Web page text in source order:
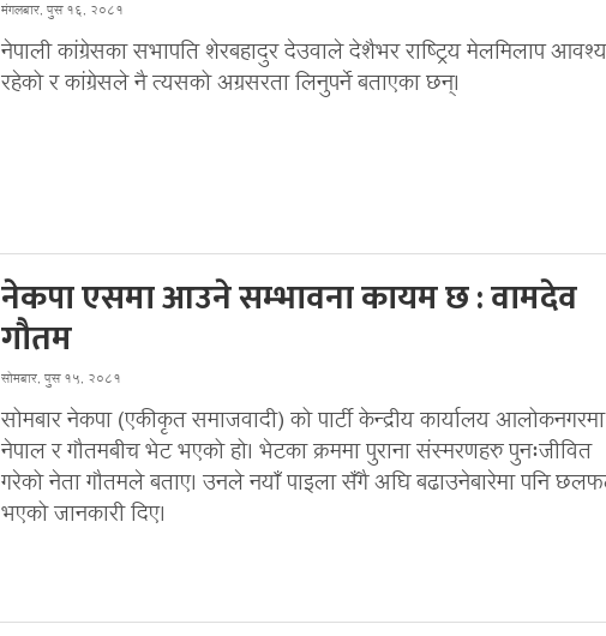
मंगलबार, पुस १६, २०८१
नेपाली कांग्रेसका सभापति शेरबहादुर देउवाले देशैभर राष्ट्रिय मेलमिलाप
रहेको र कांग्रेसले नै त्यसको अग्रसरता लिनुपर्ने बताएका छन्।
नेकपा एसमा आउने सम्भावना कायम छ : वामदेव
गौतम
सोमबार, पुस १५, २०८१
सोमबार नेकपा (एकीकृत समाजवादी) को पार्टी केन्द्रीय कार्यालय आलोकनगरमा
नेपाल र गौतमबीच भेट भएको हो। भेटका क्रममा पुराना संस्मरणहरु पुनःजीवित
गरेको नेता गौतमले बताए। उनले नयाँ पाइला सँगै अघि बढाउनेबारेमा पनि
भएको जानकारी दिए।